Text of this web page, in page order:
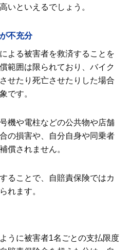
いといえるでしょう。
不充分
よる被害者を救済することを
範囲は限られており、バイク
せたり死亡させたりした場合
です。
機や電柱などの公共物や店舗
の損害や、自分自身や同乗者
償されません。
ることで、自賠責保険ではカ
れます。
うに被害者1名ごとの支払限度